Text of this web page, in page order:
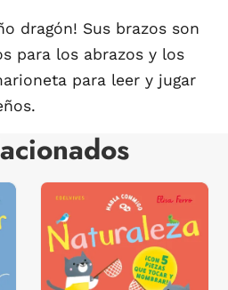
dragón! Sus brazos son
para los abrazos y los
para leer y jugar